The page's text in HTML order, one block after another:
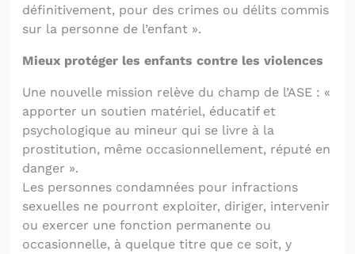
définitivement, pour des crimes ou délits commis
sur la personne de l’enfant ».
Mieux protéger les enfants contre les violences
Une nouvelle mission relève du champ de l’ASE : «
apporter un soutien matériel, éducatif et
psychologique au mineur qui se livre à la
prostitution, même occasionnellement, réputé en
danger ».
Les personnes condamnées pour infractions
sexuelles ne pourront exploiter, diriger, intervenir
ou exercer une fonction permanente ou
occasionnelle, à quelque titre que ce soit, y